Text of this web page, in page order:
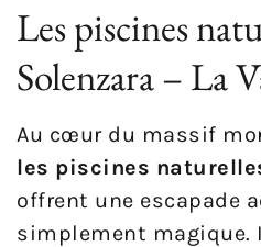
Les piscines
Solenzara – La
Au cœur du massif
les piscines
offrent une escapade
simplement magique.